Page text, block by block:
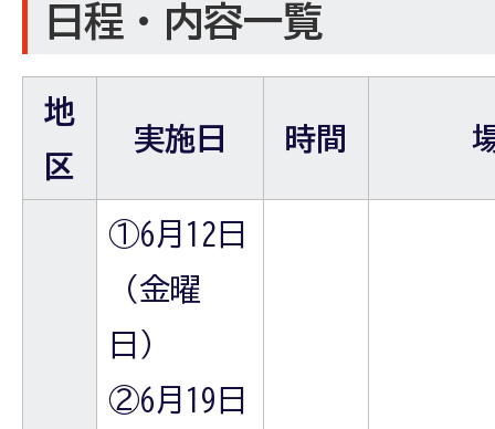
日程・内容一覧
地
区
実施日 時間
①6月12日
（金曜
日）
②6月19日